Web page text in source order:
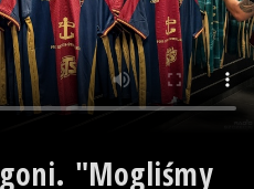
"Mogliśmy